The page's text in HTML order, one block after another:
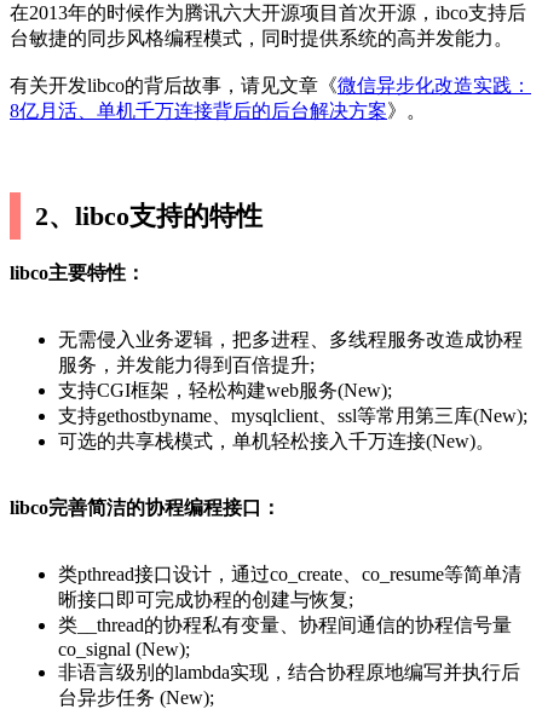
在2013年的时候作为腾讯六大开源项目首次开源，ibco支持后
台敏捷的同步风格编程模式，同时提供系统的高并发能力。
有关开发libco的背后故事，请见文章《微信异步化改造实践：
8亿月活、单机千万连接背后的后台解决方案》。
2、libco支持的特性
libco主要特性：
无需侵入业务逻辑，把多进程、多线程服务改造成协程
服务，并发能力得到百倍提升;
支持CGI框架，轻松构建web服务(New);
支持gethostbyname、mysqlclient、ssl等常用第三库(New);
可选的共享栈模式，单机轻松接入千万连接(New)。
libco完善简洁的协程编程接口：
类pthread接口设计，通过co_create、co_resume等简单清
晰接口即可完成协程的创建与恢复;
类__thread的协程私有变量、协程间通信的协程信号量
co_signal (New);
非语言级别的lambda实现，结合协程原地编写并执行后
台异步任务 (New);